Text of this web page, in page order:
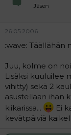
Jäsen
26.05.2006
:wave: Täällähän
Juu, kolme on
Lisäksi kuuluilee
vihitty) sekä 2
asustellaan ihan
kiikarissa...
Ei
kevätpäiviä